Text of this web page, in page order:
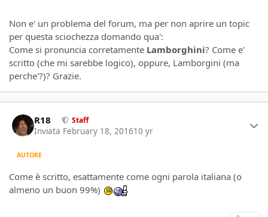
Non e' un problema del forum, ma per non aprire un topic
per questa sciochezza domando qua':
Come si pronuncia corretamente Lamborghini? Come e'
scritto (che mi sarebbe logico), oppure, Lamborgini (ma
perche'?)? Grazie.
R18 Staff
Inviata February 18, 201610 yr
AUTORE
Come è scritto, esattamente come ogni parola italiana (o
almeno un buon 99%)